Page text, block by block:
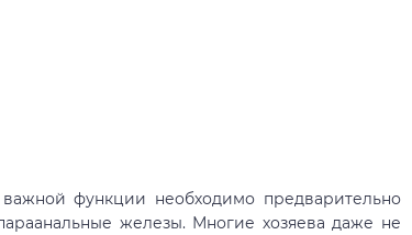
функции необходимо предварительно
железы. Многие хозяева даже не